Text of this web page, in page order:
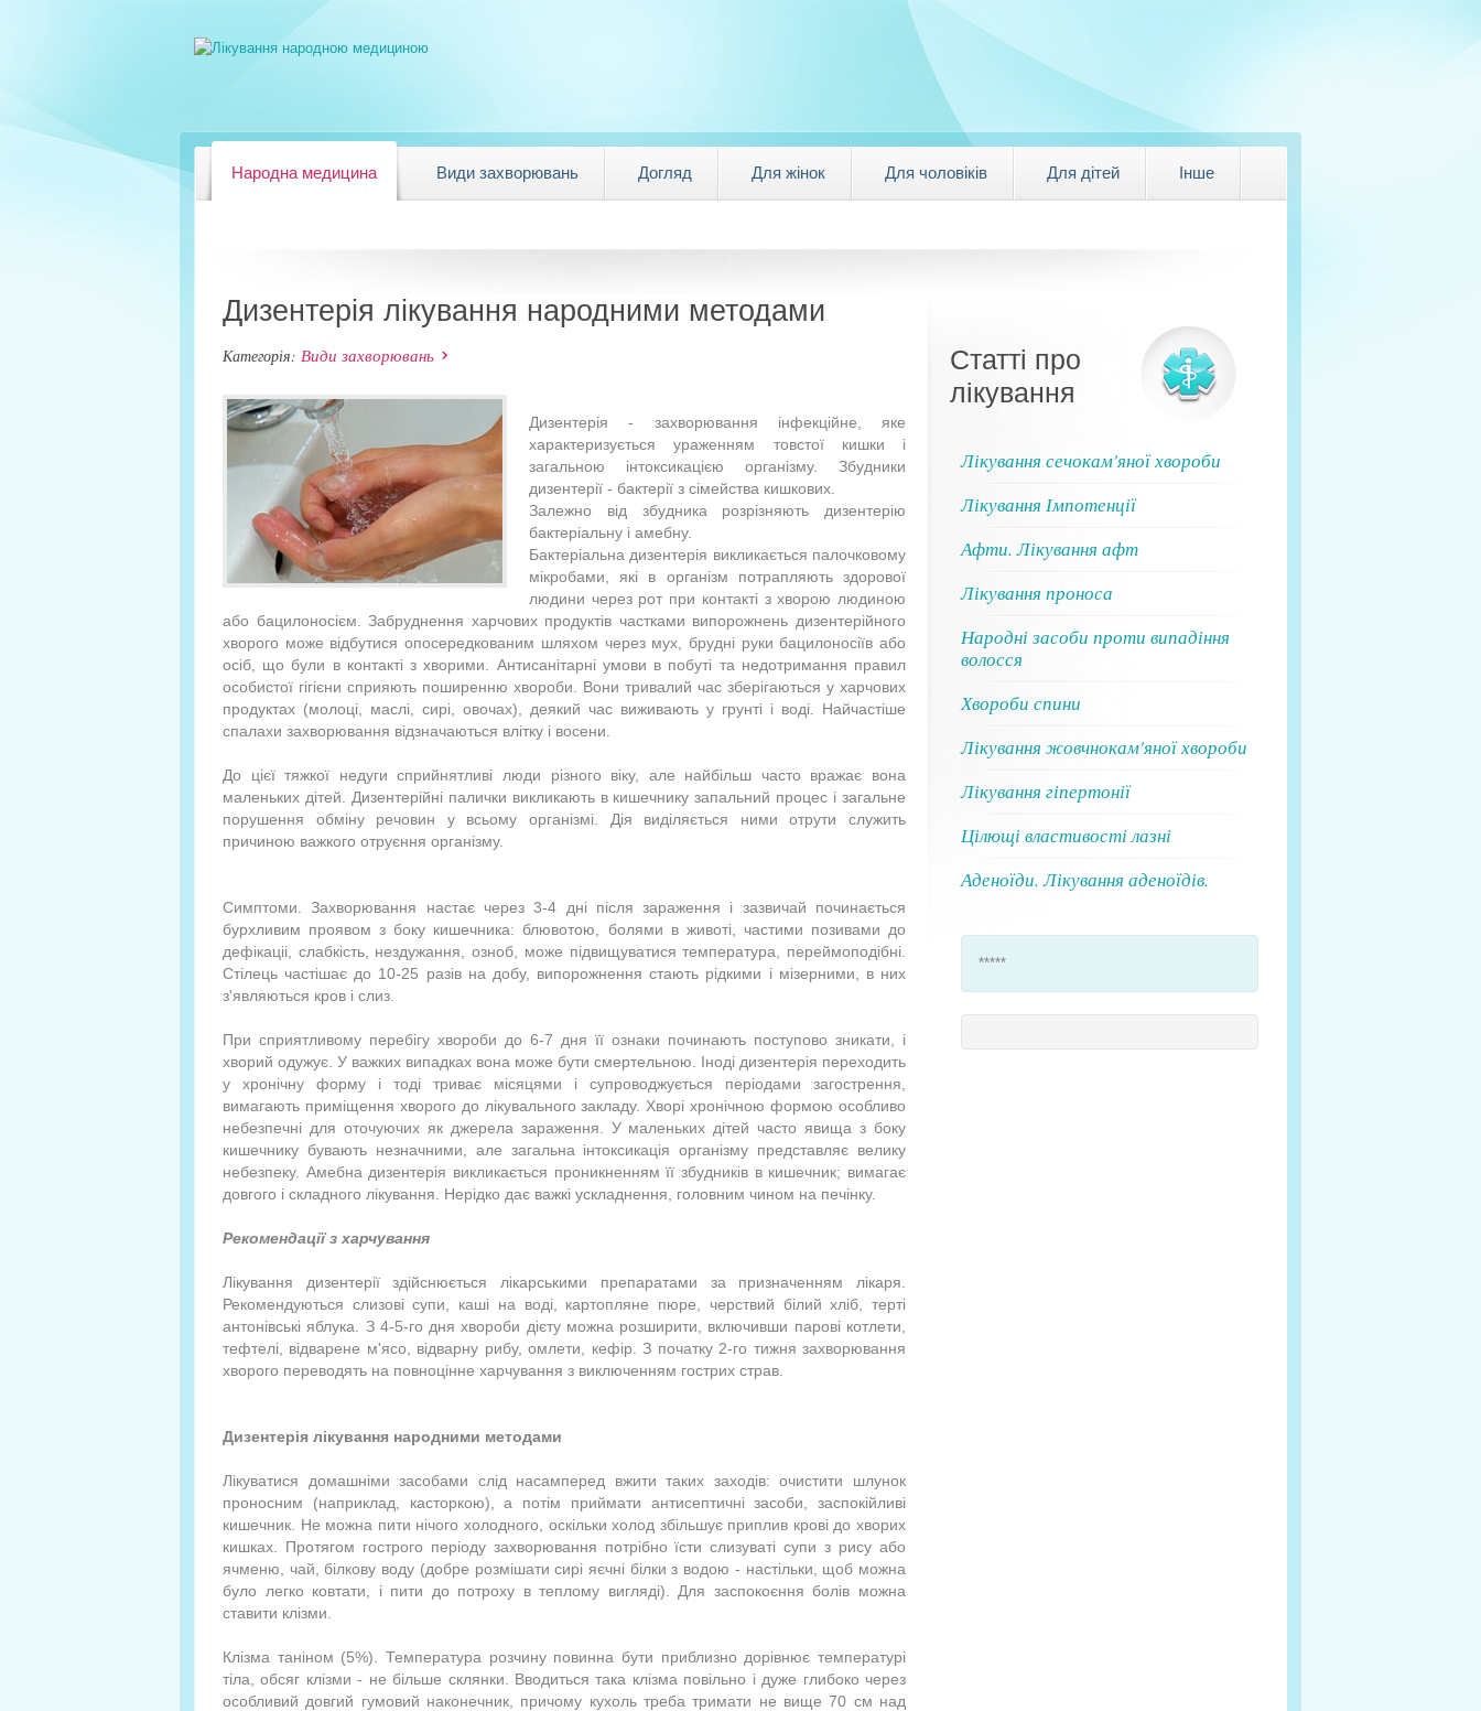
Народна медицина Види захворювань Догляд Для жінок Для чоловіків Для дітей Інше
Дизентерія лікування народними методами
Категорія: Види захворювань
Дизентерія - захворювання інфекційне, яке
характеризується ураженням товстої кишки і
загальною інтоксикацією організму. Збудники
дизентерії - бактерії з сімейства кишкових.
Залежно від збудника розрізняють дизентерію
бактеріальну і амебну.
Бактеріальна дизентерія викликається палочковому
мікробами, які в організм потрапляють здорової
людини через рот при контакті з хворою людиною
або бацилоносієм. Забруднення харчових продуктів частками випорожнень дизентерійного
хворого може відбутися опосередкованим шляхом через мух, брудні руки бацилоносіїв або
осіб, що були в контакті з хворими. Антисанітарні умови в побуті та недотримання правил
особистої гігієни сприяють поширенню хвороби. Вони тривалий час зберігаються у харчових
продуктах (молоці, маслі, сирі, овочах), деякий час виживають у грунті і воді. Найчастіше
спалахи захворювання відзначаються влітку і восени.
До цієї тяжкої недуги сприйнятливі люди різного віку, але найбільш часто вражає вона
маленьких дітей. Дизентерійні палички викликають в кишечнику запальний процес і загальне
порушення обміну речовин у всьому організмі. Дія виділяється ними отрути служить
причиною важкого отруєння організму.
Симптоми. Захворювання настає через 3-4 дні після зараження і зазвичай починається
бурхливим проявом з боку кишечника: блювотою, болями в животі, частими позивами до
дефікаціі, слабкість, нездужання, озноб, може підвищуватися температура, переймоподібні.
Стілець частішає до 10-25 разів на добу, випорожнення стають рідкими і мізерними, в них
з'являються кров і слиз.
При сприятливому перебігу хвороби до 6-7 дня її ознаки починають поступово зникати, і
хворий одужує. У важких випадках вона може бути смертельною. Іноді дизентерія переходить
у хронічну форму і тоді триває місяцями і супроводжується періодами загострення,
вимагають приміщення хворого до лікувального закладу. Хворі хронічною формою особливо
небезпечні для оточуючих як джерела зараження. У маленьких дітей часто явища з боку
кишечнику бувають незначними, але загальна інтоксикація організму представляє велику
небезпеку. Амебна дизентерія викликається проникненням її збудників в кишечник; вимагає
довгого і складного лікування. Нерідко дає важкі ускладнення, головним чином на печінку.
Рекомендації з харчування
Лікування дизентерії здійснюється лікарськими препаратами за призначенням лікаря.
Рекомендуються слизові супи, каші на воді, картопляне пюре, черствий білий хліб, терті
антонівські яблука. З 4-5-го дня хвороби дієту можна розширити, включивши парові котлети,
тефтелі, відварене м'ясо, відварну рибу, омлети, кефір. З початку 2-го тижня захворювання
хворого переводять на повноцінне харчування з виключенням гострих страв.
Дизентерія лікування народними методами
Лікуватися домашніми засобами слід насамперед вжити таких заходів: очистити шлунок
проносним (наприклад, касторкою), а потім приймати антисептичні засоби, заспокійливі
кишечник. Не можна пити нічого холодного, оскільки холод збільшує приплив крові до хворих
кишках. Протягом гострого періоду захворювання потрібно їсти слизуваті супи з рису або
ячменю, чай, білкову воду (добре розмішати сирі яєчні білки з водою - настільки, щоб можна
було легко ковтати, і пити до потроху в теплому вигляді). Для заспокоєння болів можна
ставити клізми.
Клізма таніном (5%). Температура розчину повинна бути приблизно дорівнює температурі
тіла, обсяг клізми - не більше склянки. Вводиться така клізма повільно і дуже глибоко через
особливий довгий гумовий наконечник, причому кухоль треба тримати не вище 70 см над
Статті про
лікування
Лікування сечокам'яної хвороби
Лікування Імпотенції
Афти. Лікування афт
Лікування проноса
Народні засоби проти випадіння
волосся
Хвороби спини
Лікування жовчнокам'яної хвороби
Лікування гіпертонії
Цілющі властивості лазні
Аденоїди. Лікування аденоїдів.
*****